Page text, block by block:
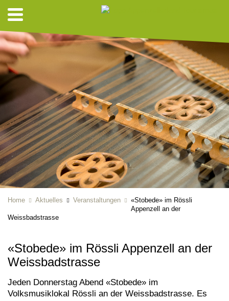
Home Aktuelles Veranstaltungen
«Stobede» im Rössli
Appenzell an der
Weissbadstrasse
«Stobede» im Rössli Appenzell an der
Weissbadstrasse
Jeden Donnerstag Abend «Stobede» im
Volksmusiklokal Rössli an der Weissbadstrasse. Es